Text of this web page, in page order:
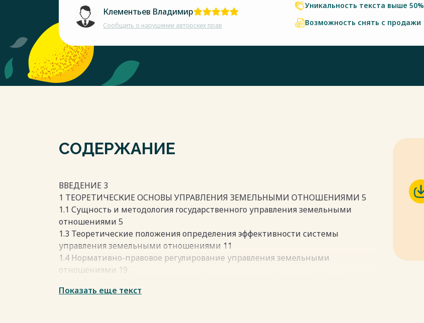
Клементьев Владимир
Сообщить о нарушении авторских прав
Уникальность текста выше 50%
Возможность снять с продажи
СОДЕРЖАНИЕ
ВВЕДЕНИЕ 3
1 ТЕОРЕТИЧЕСКИЕ ОСНОВЫ УПРАВЛЕНИЯ ЗЕМЕЛЬНЫМИ ОТНОШЕНИЯМИ 5
1.1 Сущность и методология государственного управления земельными
отношениями 5
1.3 Теоретические положения определения эффективности системы
управления земельными отношениями 11
1.4 Нормативно-правовое регулирование управления земельными
отношениями 19
ОТНОШЕНИЯМИ В ЧУВАШСКОЙ РЕСПУБЛИКЕ 28
Показать еще текст